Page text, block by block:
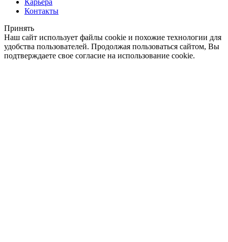
Контакты
Принять
Наш сайт использует файлы cookie и похожие технологии для
удобства пользователей. Продолжая пользоваться сайтом, Вы
подтверждаете свое согласие на использование cookie.